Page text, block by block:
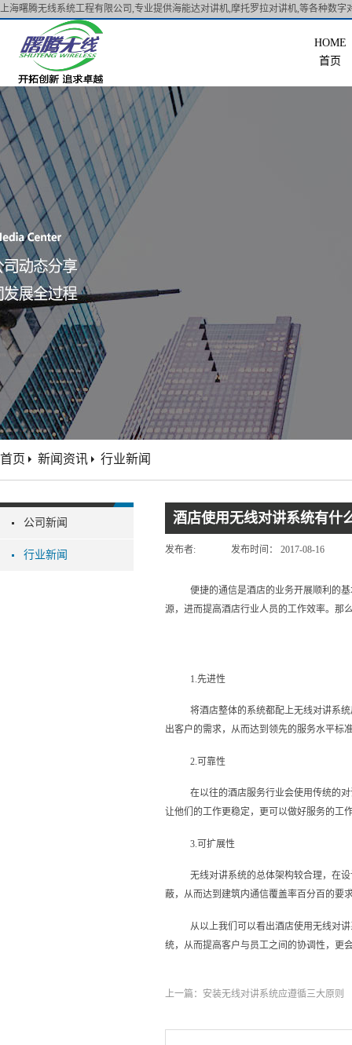
上海曙腾无线系统工程有限公司,专业提供海能达对讲机,摩托罗拉对讲机,等各种数字
首页
公司新闻
行业新闻
首页 新闻资讯 行业新闻
酒店使用无线对讲系统有什
发布者: 发布时间： 2017-08-16
便捷的通信是酒店的业务开展顺利的
源，进而提高酒店行业人员的工作效率。那
1.先进性
将酒店整体的系统都配上无线对讲系
出客户的需求，从而达到领先的服务水平标
2.可靠性
在以往的酒店服务行业会使用传统的
让他们的工作更稳定，更可以做好服务的工
3.可扩展性
无线对讲系统的总体架构较合理，在
蔽，从而达到建筑内通信覆盖率百分百的要
从以上我们可以看出酒店使用无线对
统，从而提高客户与员工之间的协调性，更
上一篇： 安装无线对讲系统应遵循三大原则